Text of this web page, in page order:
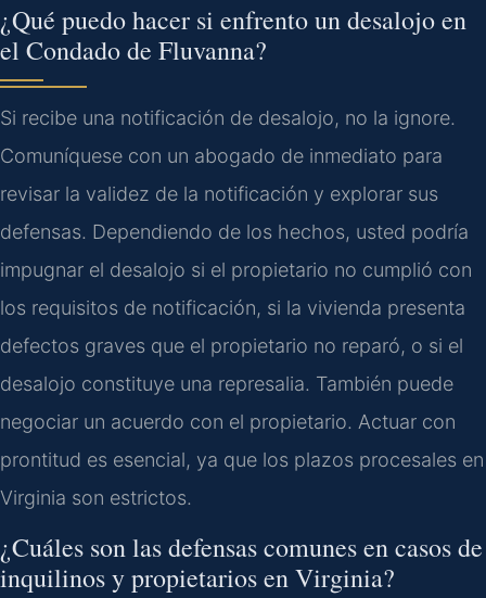
¿Qué puedo hacer si enfrento un desalojo en
el Condado de Fluvanna?
Si recibe una notificación de desalojo, no la ignore.
Comuníquese con un abogado de inmediato para
revisar la validez de la notificación y explorar sus
defensas. Dependiendo de los hechos, usted podría
impugnar el desalojo si el propietario no cumplió con
los requisitos de notificación, si la vivienda presenta
defectos graves que el propietario no reparó, o si el
desalojo constituye una represalia. También puede
negociar un acuerdo con el propietario. Actuar con
prontitud es esencial, ya que los plazos procesales en
Virginia son estrictos.
¿Cuáles son las defensas comunes en casos de
inquilinos y propietarios en Virginia?